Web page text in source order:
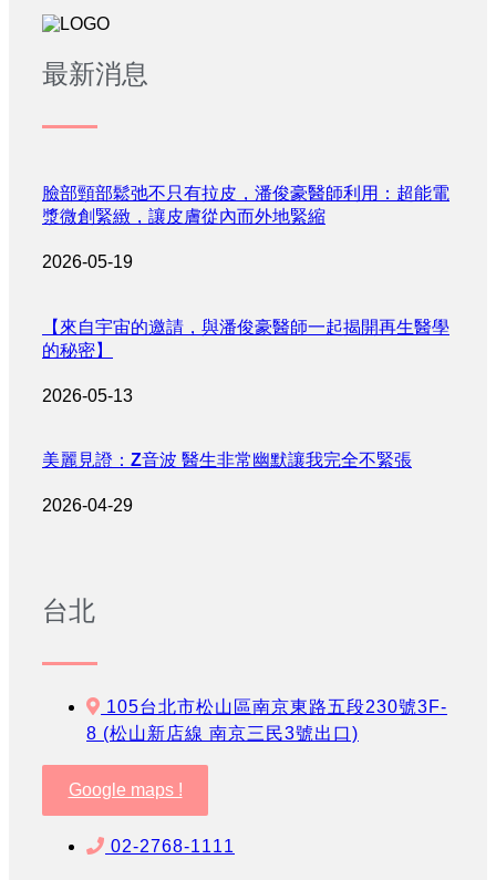
最新消息
臉部頸部鬆弛不只有拉皮，潘俊豪醫師利用：超能電
漿微創緊緻，讓皮膚從內而外地緊縮
2026-05-19
【來自宇宙的邀請，與潘俊豪醫師一起揭開再生醫學
的秘密】
2026-05-13
美麗見證：Z音波 醫生非常幽默讓我完全不緊張
2026-04-29
台北
105台北市松山區南京東路五段230號3F-
8 (松山新店線 南京三民3號出口)
Google maps !
02-2768-1111